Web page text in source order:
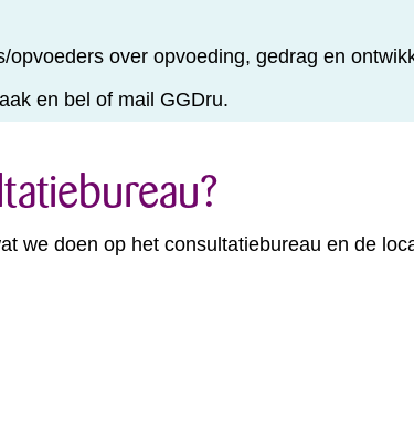
over opvoeding, gedrag en
en bel of mail GGDru.
we doen op het consultatiebureau en de